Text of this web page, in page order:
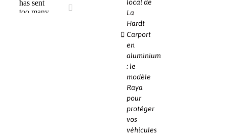
local de
La
Hardt
Carport
en
aluminium
: le
modèle
Raya
pour
protéger
vos
véhicules